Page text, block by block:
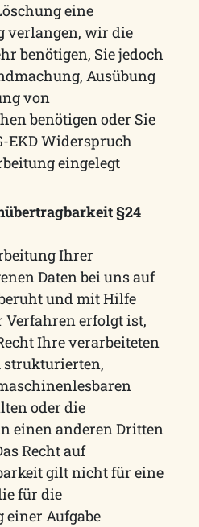
eine
verlangen, wir die
benötigen, Sie jedoch
Ausübung
von
benötigen oder Sie
EKD Widerspruch
eingelegt
§24
Ihrer
Daten bei uns auf
und mit Hilfe
erfolgt ist,
Ihre verarbeiteten
strukturierten,
oder die
einen anderen Dritten
Recht auf
gilt nicht für eine
für die
Aufgabe